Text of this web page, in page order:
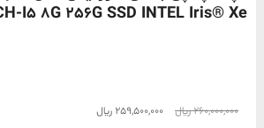
I5 8G 256G SSD INTEL Iris® Xe
260,000,000﷼
قیمت
259,500,000 ﷼قیمت